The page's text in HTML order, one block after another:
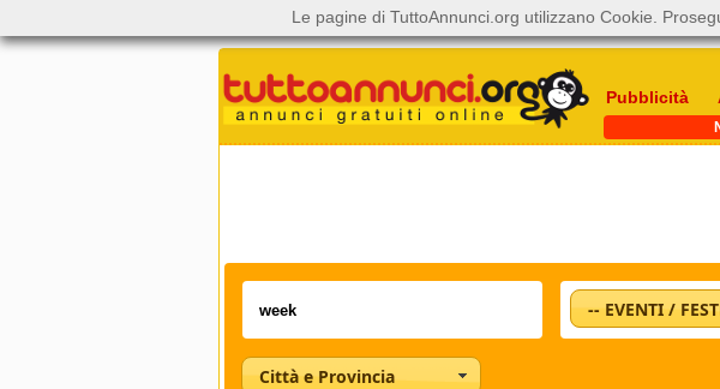
Pubblicità
-- EVENTI /
Città e Provincia
Le pagine di TuttoAnnunci.org utilizzano Cookie.